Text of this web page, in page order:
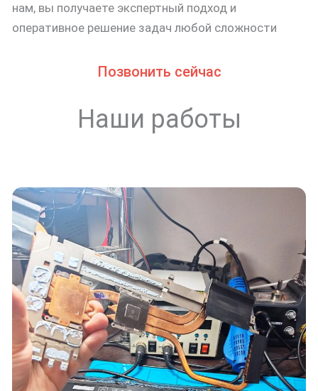
нам, вы получаете экспертный подход и
оперативное решение задач любой сложности
Позвонить сейчас
Наши работы